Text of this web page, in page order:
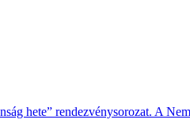
hete” rendezvénysorozat. A